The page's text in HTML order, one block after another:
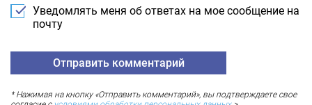
Уведомлять меня об ответах на мое сообщение на
почту
* Нажимая на кнопку «Отправить комментарий», вы подтверждаете свое